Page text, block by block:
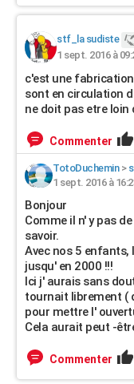
stf_la sudiste
1 sept. 2016 à
c'est une
sont en circulation
ne doit pas etre loin
Commenter
TotoDuchemin>
1 sept. 2016 à
Bonjour
Comme il n' y pas
savoir.
Avec nos 5 enfants,
jusqu' en 2000 !!!
Ici j' aurais sans
tournait librement (
pour mettre l'
Cela aurait peut -
Commenter